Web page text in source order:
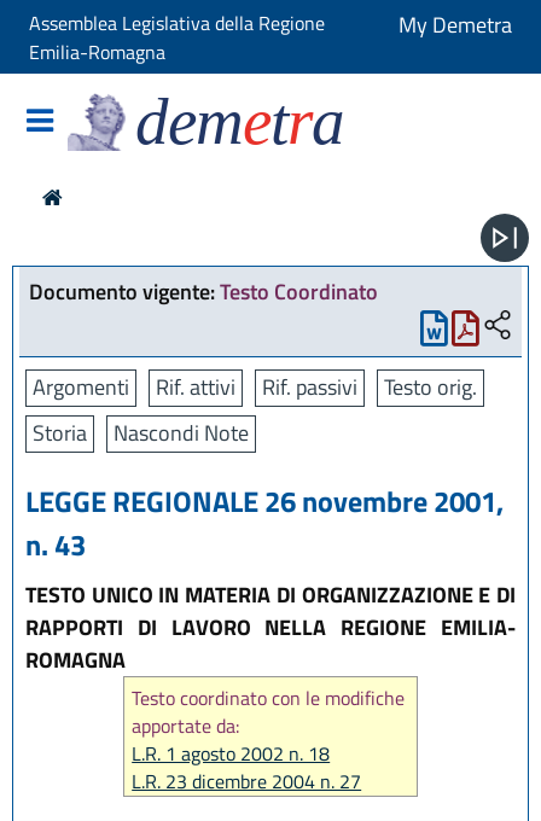
Assemblea Legislativa della Regione
Emilia-Romagna
My Demetra
demetra
Documento vigente:Testo Coordinato
Argomenti Rif. attivi Rif. passivi
Testo orig.
Storia
Nascondi Note
LEGGE REGIONALE 26 novembre 2001,
n. 43
TESTO UNICO IN MATERIA DI ORGANIZZAZIONE E DI
RAPPORTI DI LAVORO NELLA REGIONE EMILIA-
ROMAGNA
Testo coordinato con le modifiche
apportate da:
L.R. 1 agosto 2002 n. 18
L.R. 23 dicembre 2004 n. 27